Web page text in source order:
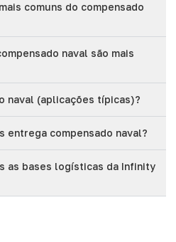
comuns do compensado
naval são mais
naval (aplicações típicas)?
entrega compensado naval?
as bases logísticas da Infinity